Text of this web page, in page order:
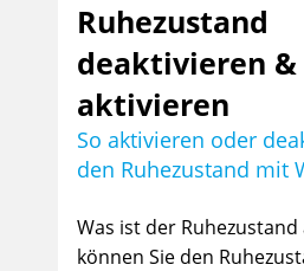
Ruhezustand
deaktivieren &
aktivieren
So aktivieren oder
den Ruhezustand mit
Was ist der Ruhezustand
können Sie den